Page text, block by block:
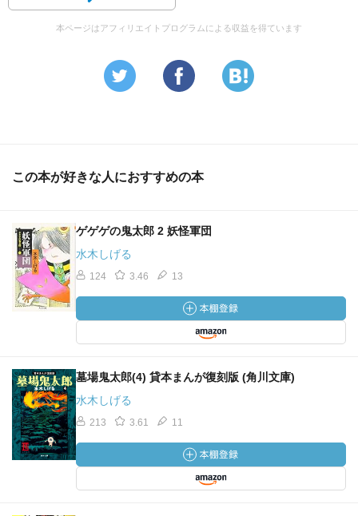
本ページはアフィリエイトプログラムによる収益を得ています
この本が好きな人におすすめの本
ゲゲゲの鬼太郎 2 妖怪軍団
水木しげる
124 3.46 13
墓場鬼太郎(4) 貸本まんが復刻版 (角川文庫)
水木しげる
213 3.61 11